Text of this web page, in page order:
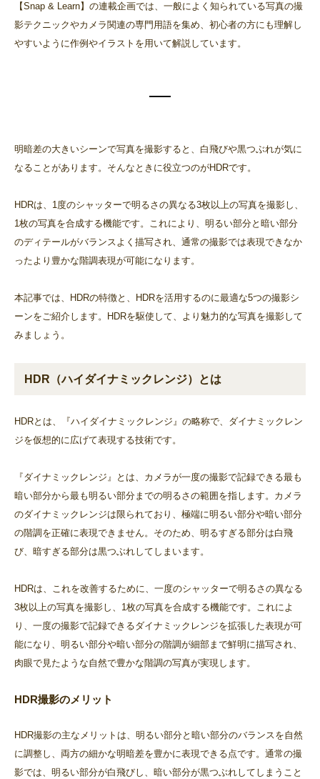
【Snap & Learn】の連載企画では、一般によく知られている写真の撮
影テクニックやカメラ関連の専門用語を集め、初心者の方にも理解し
やすいように作例やイラストを用いて解説しています。
明暗差の大きいシーンで写真を撮影すると、白飛びや黒つぶれが気に
なることがあります。そんなときに役立つのがHDRです。
HDRは、1度のシャッターで明るさの異なる3枚以上の写真を撮影し、
1枚の写真を合成する機能です。これにより、明るい部分と暗い部分
のディテールがバランスよく描写され、通常の撮影では表現できなか
ったより豊かな階調表現が可能になります。
本記事では、HDRの特徴と、HDRを活用するのに最適な5つの撮影シ
ーンをご紹介します。HDRを駆使して、より魅力的な写真を撮影して
みましょう。
HDR（ハイダイナミックレンジ）とは
HDRとは、『ハイダイナミックレンジ』の略称で、ダイナミックレン
ジを仮想的に広げて表現する技術です。
『ダイナミックレンジ』とは、カメラが一度の撮影で記録できる最も
暗い部分から最も明るい部分までの明るさの範囲を指します。カメラ
のダイナミックレンジは限られており、極端に明るい部分や暗い部分
の階調を正確に表現できません。そのため、明るすぎる部分は白飛
び、暗すぎる部分は黒つぶれしてしまいます。
HDRは、これを改善するために、一度のシャッターで明るさの異なる
3枚以上の写真を撮影し、1枚の写真を合成する機能です。これによ
り、一度の撮影で記録できるダイナミックレンジを拡張した表現が可
能になり、明るい部分や暗い部分の階調が細部まで鮮明に描写され、
肉眼で見たような自然で豊かな階調の写真が実現します。
HDR撮影のメリット
HDR撮影の主なメリットは、明るい部分と暗い部分のバランスを自然
に調整し、両方の細かな明暗差を豊かに表現できる点です。通常の撮
影では、明るい部分が白飛びし、暗い部分が黒つぶれしてしまうこと